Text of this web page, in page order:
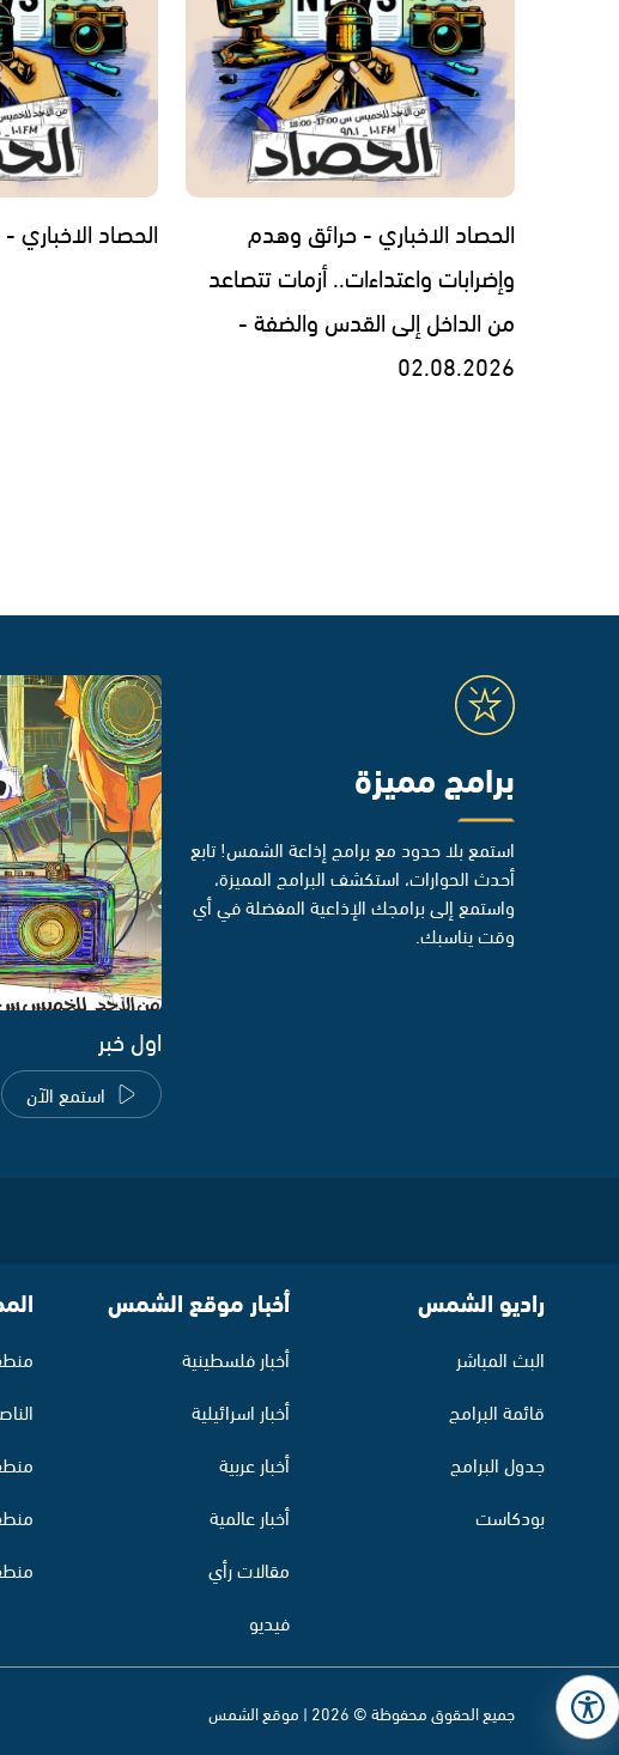
الحصاد الاخباري - حرائق وهدم
وإضرابات واعتداءات.. أزمات تتصاعد
من الداخل إلى القدس والضفة -
02.08.2026
الحصاد الاخباري - 30.07.2026
برامج مميزة
استمع بلا حدود مع برامج إذاعة الشمس! تابع
أحدث الحوارات، استكشف البرامج المميزة،
واستمع إلى برامجك الإذاعية المفضلة في أي
وقت يناسبك.
اول خبر
استمع الآن
راديو الشمس
البث المباشر
قائمة البرامج
جدول البرامج
بودكاست
أخبار موقع الشمس
أخبار فلسطينية
أخبار اسرائيلية
أخبار عربية
أخبار عالمية
مقالات رأي
فيديو
جميع الحقوق محفوظة © 2026 | موقع الشمس